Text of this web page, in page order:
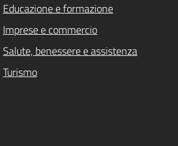
Educazione e formazione
Imprese e commercio
Salute, benessere e assistenza
Turismo